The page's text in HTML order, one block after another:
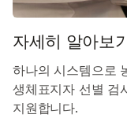
자세히 알아보
하나의 시스템으로
생체표지자 선별 검
지원합니다.